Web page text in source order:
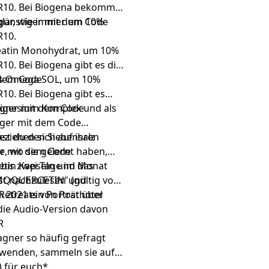
Bei Biogena bekommst
mit dem Code
wie immer um 10%
Monohydrat, um 10%
Bei Biogena gibt es die
Code
Omega SOL, um 10%
Bei Biogena gibt es
mit dem Code
Komplexund als
mit dem Code
du denSiebensalz
mit dem Code
sich auf ihren
wo sie gelernt haben,
zwei Tage im Monat
nachzulesen und
2021 ein Porträt über
Audio-Version davon
Kapselnund das
(gültig vom
von Posthotel
so häufig gefragt
sammeln sie auf